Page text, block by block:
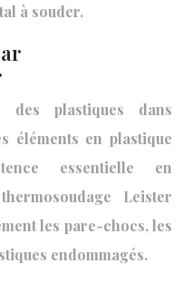
à souder.
des plastiques dans
éléments en plastique
essentielle en
Leister
les pare-chocs, les
endommagés.